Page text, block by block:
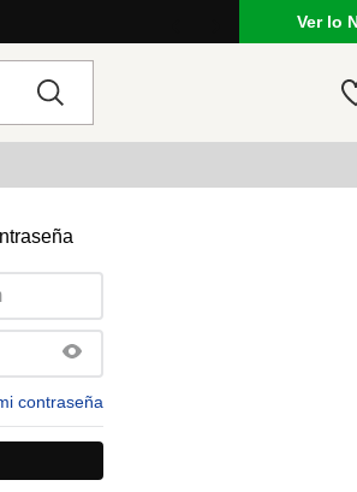
Ver lo
contraseña